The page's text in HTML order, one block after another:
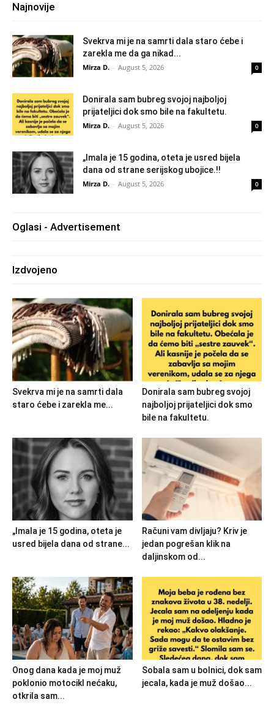
Najnovije
Svekrva mi je na samrti dala staro ćebe i
zarekla me da ga nikad...
Mirza D. - August 5, 2026 0
Donirala sam bubreg svojoj najboljoj
prijateljici dok smo bile na fakultetu.
Mirza D. - August 5, 2026 0
„Imala je 15 godina, oteta je usred bijela
dana od strane serijskog ubojice.!!
Mirza D. - August 5, 2026 0
Oglasi - Advertisement
Izdvojeno
Svekrva mi je na samrti dala
staro ćebe i zarekla me...
Donirala sam bubreg svojoj
najboljoj prijateljici dok smo
bile na fakultetu.
„Imala je 15 godina, oteta je
usred bijela dana od strane...
Računi vam divljaju? Kriv je
jedan pogrešan klik na
daljinskom od...
Onog dana kada je moj muž
poklonio motocikl nećaku,
otkrila sam...
Sobala sam u bolnici, dok sam
jecala, kada je muž došao...